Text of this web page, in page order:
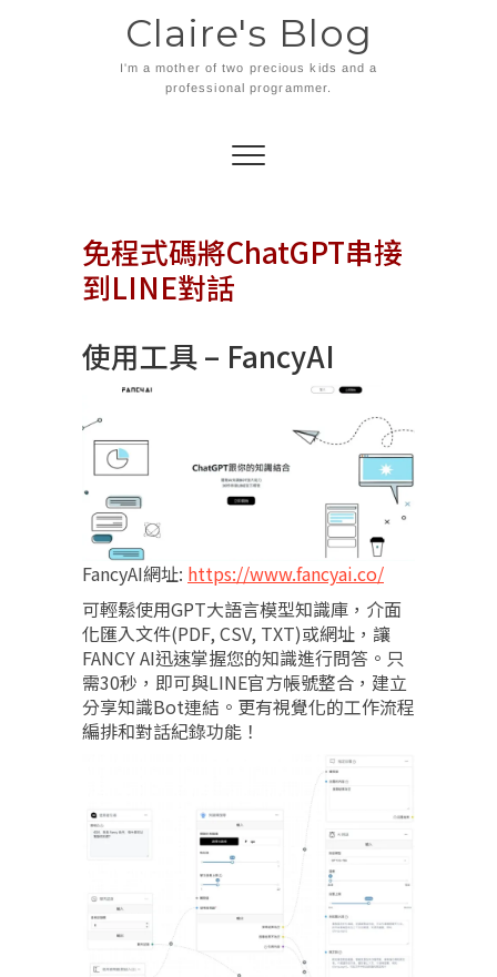
Claire's Blog
I'm a mother of two precious kids and a
professional programmer.
免程式碼將ChatGPT串接
到LINE對話
使用工具 – FancyAI
FancyAI網址: https://www.fancyai.co/
可輕鬆使用GPT大語言模型知識庫，介面
化匯入文件(PDF, CSV, TXT)或網址，讓
FANCY AI迅速掌握您的知識進行問答。只
需30秒，即可與LINE官方帳號整合，建立
分享知識Bot連結。更有視覺化的工作流程
編排和對話紀錄功能！